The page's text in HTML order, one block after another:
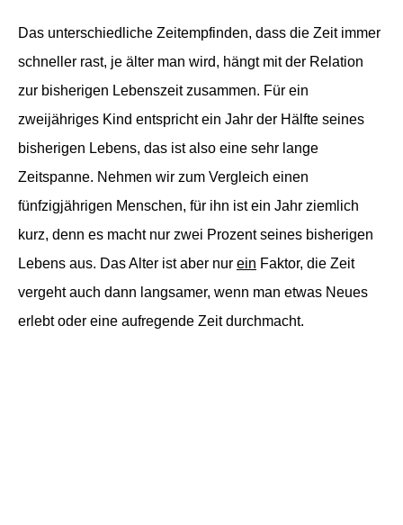
Das unterschiedliche Zeitempfinden, dass die Zeit immer
schneller rast, je älter man wird, hängt mit der Relation
zur bisherigen Lebenszeit zusammen. Für ein
zweijähriges Kind entspricht ein Jahr der Hälfte seines
bisherigen Lebens, das ist also eine sehr lange
Zeitspanne. Nehmen wir zum Vergleich einen
fünfzigjährigen Menschen, für ihn ist ein Jahr ziemlich
kurz, denn es macht nur zwei Prozent seines bisherigen
Lebens aus. Das Alter ist aber nur ein Faktor, die Zeit
vergeht auch dann langsamer, wenn man etwas Neues
erlebt oder eine aufregende Zeit durchmacht.